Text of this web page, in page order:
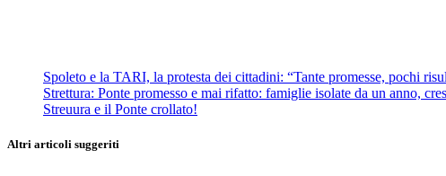
Spoleto e la TARI, la protesta dei cittadini: “Tante promesse, pochi
Strettura: Ponte promesso e mai rifatto: famiglie isolate da un anno,
Streuura e il Ponte crollato!
Altri articoli suggeriti